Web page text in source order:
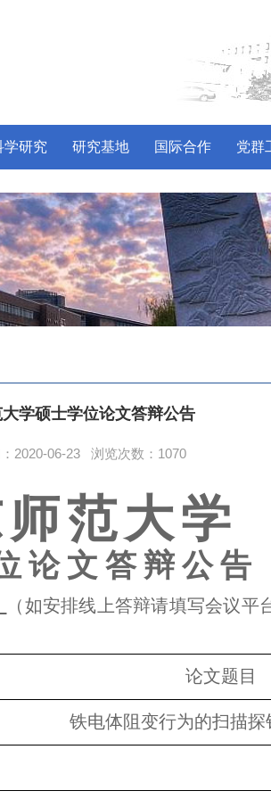
学研究 研究基地 国际合作 党群
学硕士学位论文答辩公告
2020-06-23 浏览次数： 1070
范大学
论文答辩公告
（如安排线上答辩请填写会议平
论文题目
铁电体阻变行为的扫描探